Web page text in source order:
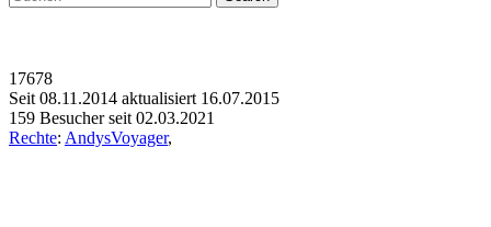
17678
Seit 08.11.2014 aktualisiert 16.07.2015
159 Besucher seit 02.03.2021
Rechte: AndysVoyager,